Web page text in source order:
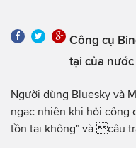
Công cụ
tại của nước
Người dùng Bluesky và
ngạc nhiên khi hỏi công
tồn tại không" và câu